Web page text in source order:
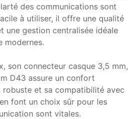
des communications sont
à utiliser, il offre une qualité
une gestion centralisée idéale
modernes.
son connecteur casque 3,5 mm,
D43 assure un confort
robuste et sa compatibilité avec
font un choix sûr pour les
sont vitales.